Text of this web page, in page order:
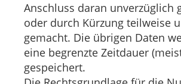
Anschluss daran unverzüglich
oder durch Kürzung teilweise
gemacht. Die übrigen Daten
eine begrenzte Zeitdauer
gespeichert.